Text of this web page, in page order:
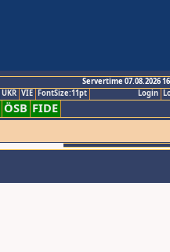
Servertime 07.08.2026
Login
UKR VIE FontSize:11pt
ÖSB FIDE